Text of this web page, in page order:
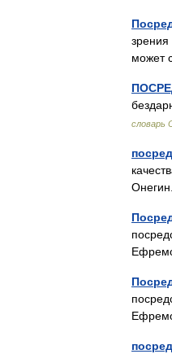
может
словарь